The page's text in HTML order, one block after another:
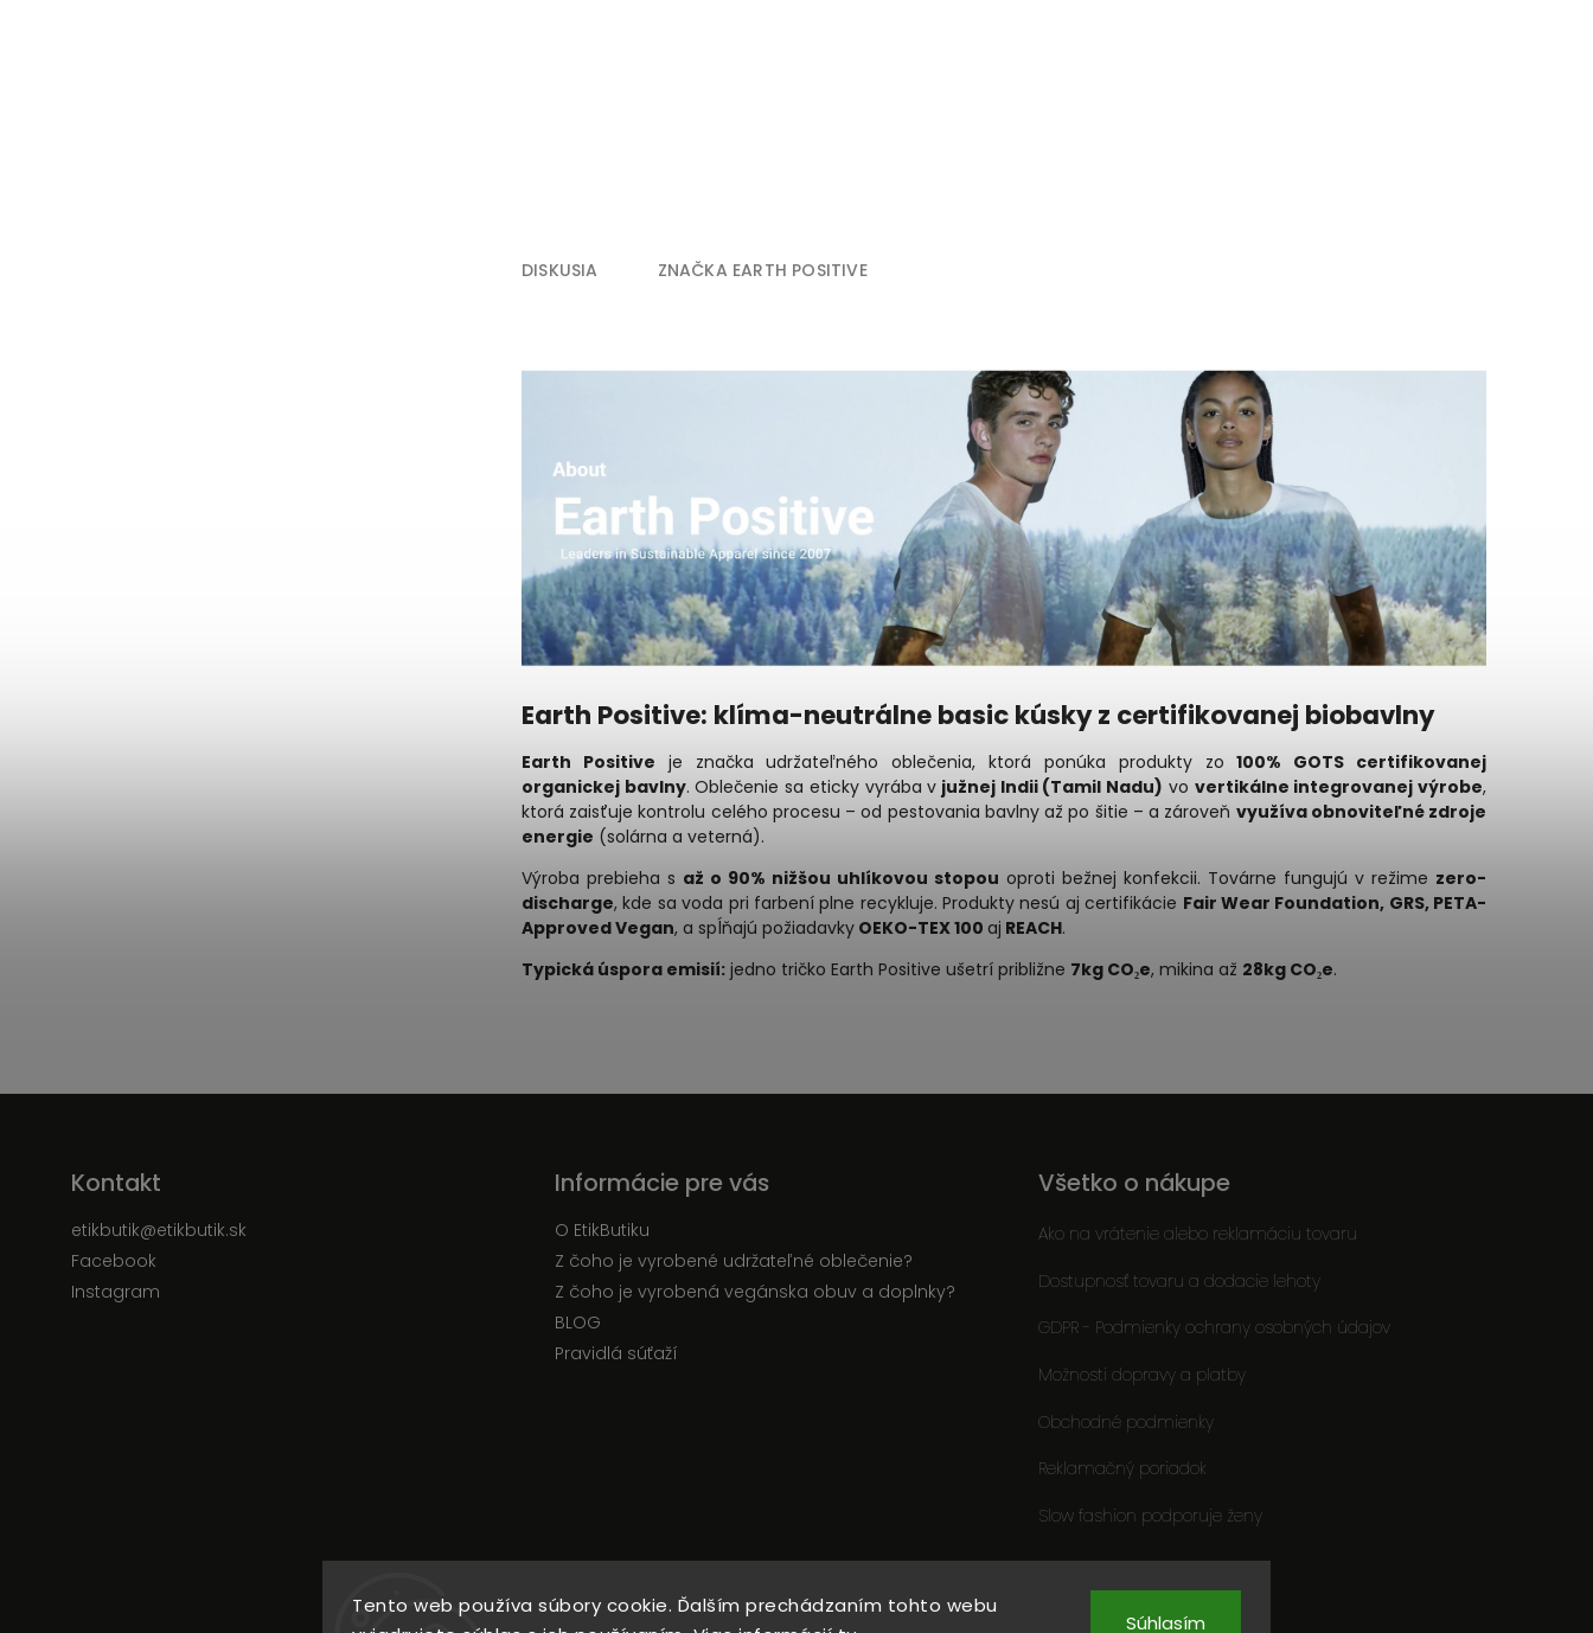
Tento web používa súbory cookie. Ďalším prechádzaním tohto webu
Súhlasím
DISKUSIA ZNAČKA EARTH POSITIVE
Earth Positive: klíma-neutrálne basic kúsky z certifikovanej biobavlny
Earth Positive je značka udržateľného oblečenia, ktorá ponúka produkty zo100% GOTS certifikovanej
organickej bavlny. Oblečenie sa eticky vyrába v južnej Indii (Tamil Nadu) vo vertikálne integrovanej výrobe,
ktorá zaisťuje kontrolu celého procesu – od pestovania bavlny až po šitie – a zároveň využíva obnoviteľné zdroje
energie (solárna a veterná).
Výroba prebieha s až o 90% nižšou uhlíkovou stopou oproti bežnej konfekcii. Továrne fungujú v režime zero-
discharge, kde sa voda pri farbení plne recykluje. Produkty nesú aj certifikácie Fair Wear Foundation, GRS, PETA-
Approved Vegan, a spĺňajú požiadavky OEKO-TEX 100 aj REACH.
Typická úspora emisií: jedno tričko Earth Positive ušetrí približne 7kg CO₂e, mikina až 28kg CO₂e.
Kontakt
etikbutik@etikbutik.sk
Facebook
Instagram
Informácie pre vás
O EtikButiku
Z čoho je vyrobené udržateľné oblečenie?
Z čoho je vyrobená vegánska obuv a doplnky?
BLOG
Pravidlá súťaží
Všetko o nákupe
Ako na vrátenie alebo reklamáciu tovaru
Dostupnosť tovaru a dodacie lehoty
GDPR - Podmienky ochrany osobných údajov
Možnosti dopravy a platby
Obchodné podmienky
Reklamačný poriadok
Slow fashion podporuje ženy
Copyright 2026EtikButik.sk . Všetky práva vyhradené.